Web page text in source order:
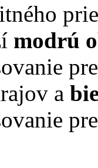
modrú
a